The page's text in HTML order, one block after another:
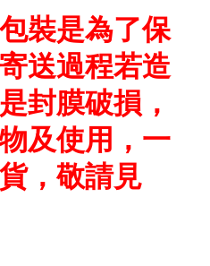
裝是為了保
送過程若造
封膜破損，
及使用，一
，敬請見